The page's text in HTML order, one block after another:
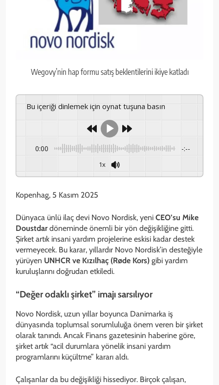
Wegovy’nin hap formu satış beklentilerini ikiye katladı
Bu içeriği dinlemek için oynat tuşuna basın
0:00 -:--
1x
Kopenhag, 5 Kasım 2025
Dünyaca ünlü ilaç devi Novo Nordisk, yeni CEO’su Mike
Doustdardöneminde önemli bir yön değişikliğine gitti.
Şirket artık insani yardım projelerine eskisi kadar destek
vermeyecek. Bu karar, yıllardır Novo Nordisk’in desteğiyle
yürüyen UNHCR ve Kızılhaç (Røde Kors) gibi yardım
kuruluşlarını doğrudan etkiledi.
“Değer odaklı şirket” imajı sarsılıyor
Novo Nordisk, uzun yıllar boyunca Danimarka iş
dünyasında toplumsal sorumluluğa önem veren bir şirket
olarak tanındı. Ancak Finans gazetesinin haberine göre,
şirket artık “acil durumlara yönelik insani yardım
programlarını küçültme” kararı aldı.
Çalışanlar da bu değişikliği hissediyor. Birçok çalışan,